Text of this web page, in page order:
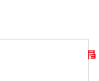
팁